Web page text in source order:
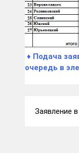
♦ Подача
очередь в
Заявление